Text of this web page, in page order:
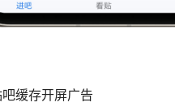
缓存开屏广告